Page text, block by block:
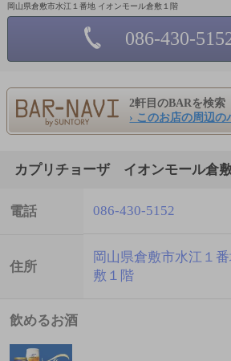
岡山県倉敷市水江１番地 イオンモール倉敷１階
086-430-
2軒目のBARを検索
› このお店の周辺
カプリチョーザ イオンモール倉
電話 086-430-5152
住所
岡山県倉敷市水江１
敷１階
飲めるお酒